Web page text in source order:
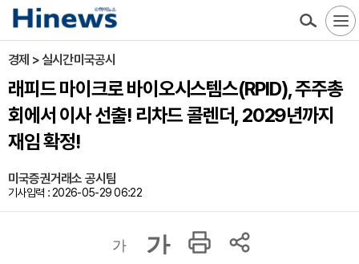
경제 > 실시간미국공시
래피드 마이크로 바이오시스템스(RPID), 주주총
회에서 이사 선출! 리차드 콜렌더, 2029년까지
재임 확정!
미국증권거래소 공시팀
기사입력 : 2026-05-29 06:22
가 가